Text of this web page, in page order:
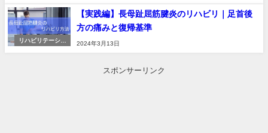
リハビリテーショ
【実践編】長母趾屈筋腱炎のリハビリ｜足首後
方の痛みと復帰基準
2024年3月13日
スポンサーリンク